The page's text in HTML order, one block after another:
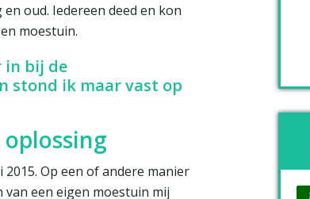
oud. Iedereen deed en kon
moestuin.
in bij de
stond ik maar vast op
Op een of andere manier
van een eigen moestuin mij